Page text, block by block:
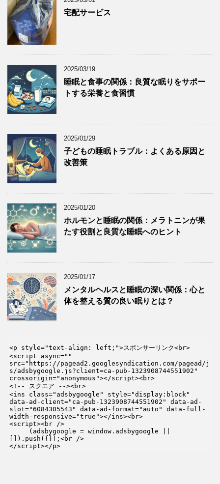
宅配サービス
2025/03/19
睡眠と食事の関係：良質な眠りをサポー
トする栄養と食習慣
2025/01/29
子どもの睡眠トラブル：よくある原因と
改善策
2025/01/20
ホルモンと睡眠の関係：メラトニンが果
たす役割と良質な睡眠へのヒント
2025/01/17
メンタルヘルスと睡眠の深い関係：心と
体を整える質の良い眠りとは？
<p style="text-align: left;">スポンサーリンク<br>
<script async=""
src="https://pagead2.googlesyndication.com/pagead/j
s/adsbygoogle.js?client=ca-pub-1323908744551902"
crossorigin="anonymous"></script><br>
<!-- スクエア --><br>
<ins class="adsbygoogle" style="display:block"
data-ad-client="ca-pub-1323908744551902" data-ad-
slot="6084305543" data-ad-format="auto" data-full-
width-responsive="true"></ins><br>
<script><br />
[]).push({});<br />
</script></p>